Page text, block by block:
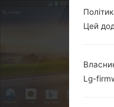
Цей
Lg-